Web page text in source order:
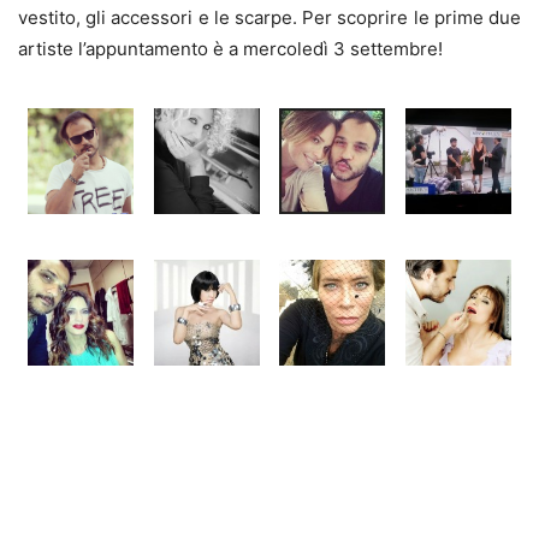
vestito, gli accessori e le scarpe. Per scoprire le prime due
artiste l’appuntamento è a mercoledì 3 settembre!